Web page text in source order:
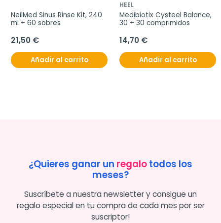
NeilMed Sinus Rinse Kit, 240
ml + 60 sobres
21,50 €
Añadir al carrito
HEEL
Medibiotix Cysteel Balance,
30 + 30 comprimidos
14,70 €
Añadir al carrito
¿Quieres ganar un regalotodos los
meses?
Suscríbete a nuestra newsletter y consigue un
regalo especial en tu compra de cada mes por ser
suscriptor!